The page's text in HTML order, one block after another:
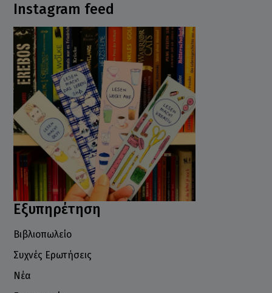
Instagram feed
Εξυπηρέτηση
Βιβλιοπωλείο
Συχνές Ερωτήσεις
Νέα